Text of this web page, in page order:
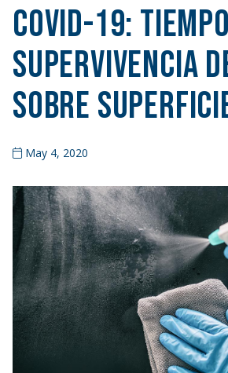
COVID-19:
supervivencia
sobre
May 4, 2020